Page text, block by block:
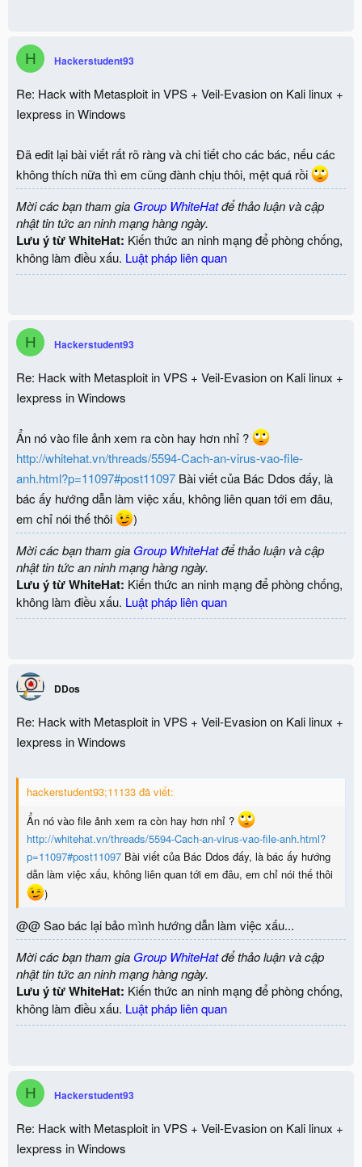
H Hackerstudent93
Re: Hack with Metasploit in VPS + Veil-Evasion on Kali linux +
Iexpress in Windows
Đã edit lại bài viết rất rõ ràng và chi tiết cho các bác, nếu các
không thích nữa thì em cũng đành chịu thôi, mệt quá rồi
Mời các bạn tham gia Group WhiteHatđể thảo luận và cập
nhật tin tức an ninh mạng hàng ngày.
Lưu ý từ WhiteHat: Kiến thức an ninh mạng để phòng chống,
không làm điều xấu. Luật pháp liên quan
H Hackerstudent93
Re: Hack with Metasploit in VPS + Veil-Evasion on Kali linux +
Iexpress in Windows
Ẩn nó vào file ảnh xem ra còn hay hơn nhỉ ?
http://whitehat.vn/threads/5594-Cach-an-virus-vao-file-
anh.html?p=11097#post11097 Bài viết của Bác Ddos đấy, là
bác ấy hướng dẫn làm việc xấu, không liên quan tới em đâu,
em chỉ nói thế thôi
)
Mời các bạn tham gia Group WhiteHatđể thảo luận và cập
nhật tin tức an ninh mạng hàng ngày.
Lưu ý từ WhiteHat: Kiến thức an ninh mạng để phòng chống,
không làm điều xấu. Luật pháp liên quan
DDos
Re: Hack with Metasploit in VPS + Veil-Evasion on Kali linux +
Iexpress in Windows
hackerstudent93;11133 đã viết:
Ẩn nó vào file ảnh xem ra còn hay hơn nhỉ ?
http://whitehat.vn/threads/5594-Cach-an-virus-vao-file-anh.html?
p=11097#post11097 Bài viết của Bác Ddos đấy, là bác ấy hướng
dẫn làm việc xấu, không liên quan tới em đâu, em chỉ nói thế thôi
)
@@ Sao bác lại bảo mình hướng dẫn làm việc xấu...
Mời các bạn tham gia Group WhiteHatđể thảo luận và cập
nhật tin tức an ninh mạng hàng ngày.
Lưu ý từ WhiteHat: Kiến thức an ninh mạng để phòng chống,
không làm điều xấu. Luật pháp liên quan
H Hackerstudent93
Re: Hack with Metasploit in VPS + Veil-Evasion on Kali linux +
Iexpress in Windows